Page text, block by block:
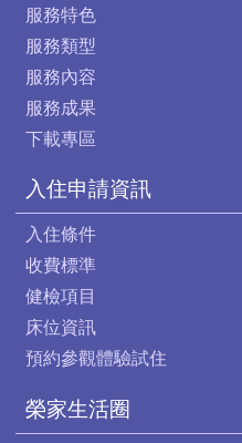
服務特色
服務類型
服務內容
服務成果
下載專區
入住申請資訊
入住條件
收費標準
健檢項目
床位資訊
預約參觀體驗試住
榮家生活圈